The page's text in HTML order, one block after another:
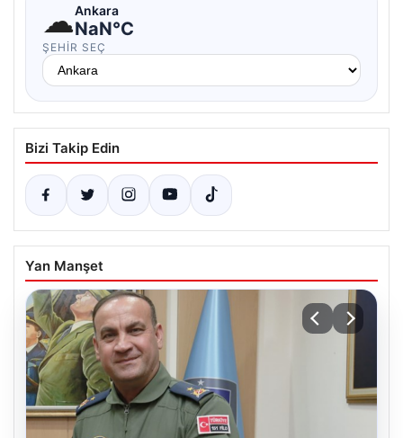
☁Ankara
NaN°C
ŞEHIR SEÇ
Bizi Takip Edin
Yan Manşet